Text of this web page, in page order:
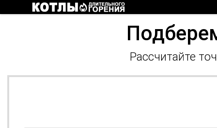
Рассчитайте